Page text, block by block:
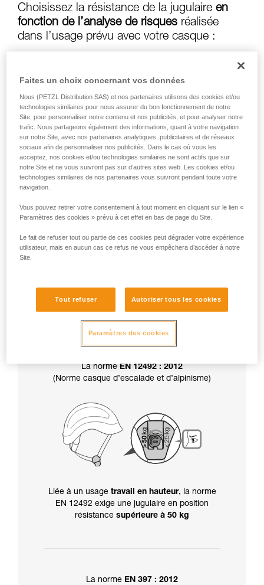
liées à votre activité. Il peut en exister d’autres
que nous ne décrivons pas ici.
Choisissez la résistance de la jugulaire en
fonction de l’analyse de risques réalisée
dans l’usage prévu avec votre casque :
Risque de perte en cas de chute :jugulaire
en position résistance supérieure à 50 kg
Risque d’étranglement en cas d’accrochage
du casque :jugulaire en position résistance
inférieure à25 kg
Attention, votre casque est livré en position
jugulairedétermine aussi la certificationde
votre casque :
La norme EN 12492 : 2012
(Norme casque d’escalade et d’alpinisme)
Liée à un usage travail en hauteur, la norme
EN 12492 exige une jugulaire en position
résistance supérieure à 50 kg
La norme EN 397 : 2012
Faites un choix concernant vos données
Nous (PETZL Distribution SAS) et nos partenaires utilisons des cookies et/ou
technologies similaires pour nous assurer du bon fonctionnement de notre
Site, pour personnaliser notre contenu et nos publicités, et pour analyser notre
trafic. Nous partageons également des informations, quant à votre navigation
sur notre Site, avec nos partenaires analytiques, publicitaires et de réseaux
sociaux afin de personnaliser nos publicités. Dans le cas où vous les
acceptez, nos cookies et/ou technologies similaires ne sont actifs que sur
notre Site et ne vous suivront pas sur d’autres sites web. Les cookies et/ou
technologies similaires de nos partenaires vous suivront pendant toute votre
navigation.
Vous pouvez retirer votre consentement à tout moment en cliquant sur le lien «
Paramètres des cookies » prévu à cet effet en bas de page du Site.
Le fait de refuser tout ou partie de ces cookies peut dégrader votre expérience
utilisateur, mais en aucun cas ce refus ne vous empêchera d’accéder à notre
Site.
Tout refuser Autoriser tous les cookies
Paramètres des cookies